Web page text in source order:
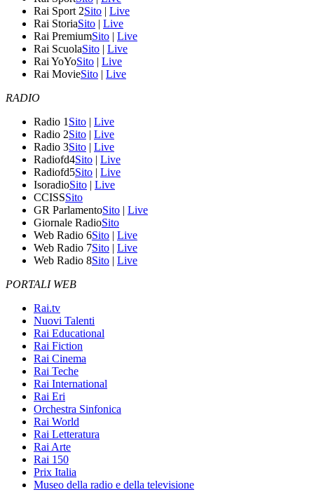
Rai Sport 2Sito | Live
Rai StoriaSito | Live
Rai PremiumSito | Live
Rai ScuolaSito | Live
Rai YoYoSito | Live
Rai MovieSito | Live
RADIO
Radio 1 Sito | Live
Radio 2Sito | Live
Radio 3Sito | Live
Radiofd4Sito | Live
Radiofd5Sito | Live
IsoradioSito | Live
CCISSSito
GR ParlamentoSito | Live
Giornale RadioSito
Web Radio 6Sito | Live
Web Radio 7Sito | Live
Web Radio 8Sito | Live
PORTALI WEB
Rai.tv
Nuovi Talenti
Rai Educational
Rai Fiction
Rai Cinema
Rai Teche
Rai International
Rai Eri
Orchestra Sinfonica
Rai World
Rai Letteratura
Rai Arte
Rai 150
Prix Italia
Museo della radio e della televisione